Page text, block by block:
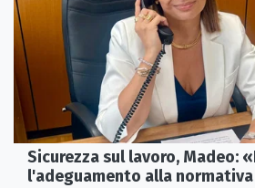
Sicurezza sul lavoro, Madeo:
l'adeguamento alla